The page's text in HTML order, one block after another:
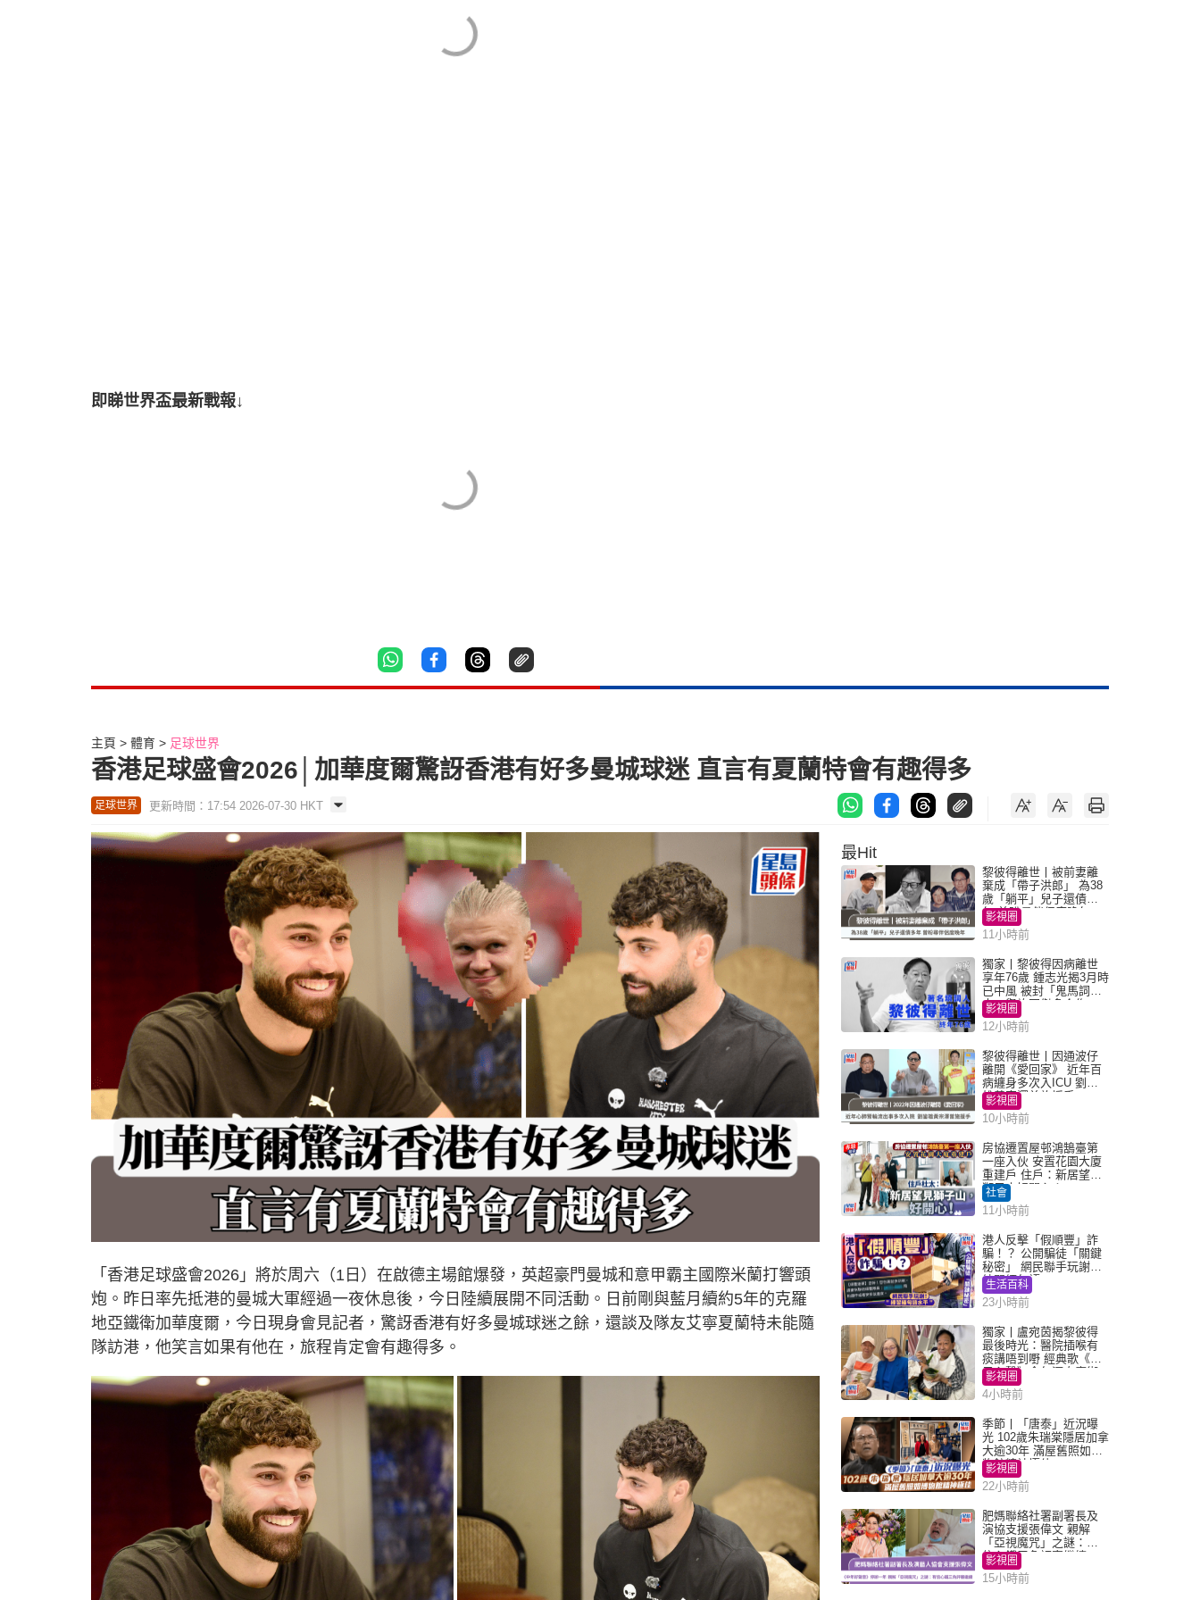
即睇世界盃最新戰報↓
主頁 體育 足球世界
香港足球盛會2026│加華度爾驚訝香港有好多曼城球迷 直言有夏蘭特會有趣得多
足球世界 更新時間：17:54 2026-07-30 HKT
「香港足球盛會2026」將於周六（1日）在啟德主場館爆發，英超豪門曼城和意甲霸主國際米蘭打響頭
炮。昨日率先抵港的曼城大軍經過一夜休息後，今日陸續展開不同活動。日前剛與藍月續約5年的克羅
地亞鐵衛加華度爾，今日現身會見記者，驚訝香港有好多曼城球迷之餘，還談及隊友艾寧夏蘭特未能隨
隊訪港，他笑言如果有他在，旅程肯定會有趣得多。
最Hit
黎彼得離世丨被前妻離
棄成「帶子洪郎」 為38
歲「躺平」兒子還債多
年 曾盼尋伴侶度晚年
影視圈
11小時前
獨家丨黎彼得因病離世
享年76歲 鍾志光揭3月時
已中風 被封「鬼馬詞
人」與許冠傑多合作
影視圈
12小時前
黎彼得離世丨因通波仔
離開《愛回家》 近年百
病纏身多次入ICU 劉鑾
雄黃宗澤曾施援手
影視圈
10小時前
房協遷置屋邨鴻鵠臺第
一座入伙 安置花園大廈
重建戶 住戶：新居望見
獅子山好開心！
社會
11小時前
港人反擊「假順豐」詐
騙！？ 公開騙徒「關鍵
秘密」 網民聯手玩謝：
練習緬甸語
生活百科
23小時前
獨家丨盧宛茵揭黎彼得
最後時光：醫院插喉有
痰講唔到嘢 經典歌《浪
子心聲》金句源自廟街
睇相佬
影視圈
4小時前
季節丨「唐泰」近況曝
光 102歲朱瑞棠隱居加拿
大逾30年 滿屋舊照如博
物館精神極佳
影視圈
22小時前
肥媽聯絡社署副署長及
演協支援張偉文 親解
「亞視魔咒」之謎：有
信心鐵三角評審繼續
影視圈
15小時前